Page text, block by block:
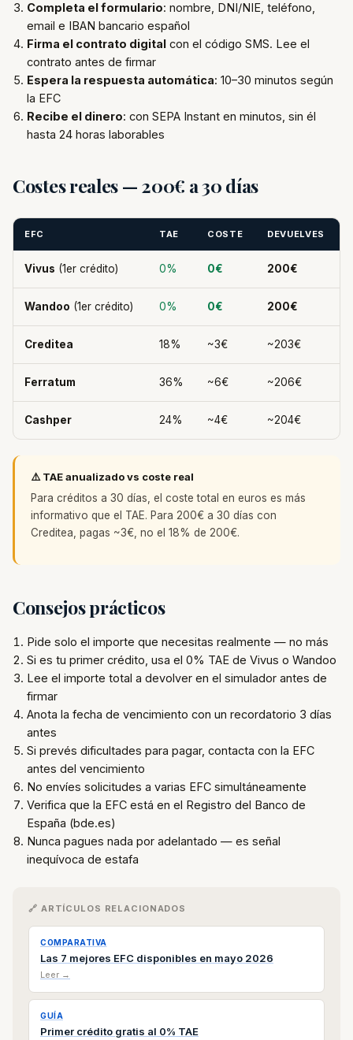
Completa el formulario: nombre, DNI/NIE, teléfono,
email e IBAN bancario español
Firma el contrato digital con el código SMS. Lee el
contrato antes de firmar
Espera la respuesta automática: 10–30 minutos según
la EFC
Recibe el dinero: con SEPA Instant en minutos, sin él
hasta 24 horas laborables
Costes reales — 200€ a 30 días
EFC TAE COSTE DEVUELVES
Vivus (1er crédito) 0% 0€ 200€
Wandoo (1er crédito) 0% 0€ 200€
Creditea 18% ~3€ ~203€
Ferratum 36% ~6€ ~206€
Cashper 24% ~4€ ~204€
⚠️ TAE anualizado vs coste real
Para créditos a 30 días, el coste total en euros es más
informativo que el TAE. Para 200€ a 30 días con
Creditea, pagas ~3€, no el 18% de 200€.
Consejos prácticos
Pide solo el importe que necesitas realmente — no más
Si es tu primer crédito, usa el 0% TAE de Vivus o Wandoo
Lee el importe total a devolver en el simulador antes de
firmar
Anota la fecha de vencimiento con un recordatorio 3 días
antes
Si prevés dificultades para pagar, contacta con la EFC
antes del vencimiento
No envíes solicitudes a varias EFC simultáneamente
Verifica que la EFC está en el Registro del Banco de
España (bde.es)
Nunca pagues nada por adelantado — es señal
inequívoca de estafa
🔗 ARTÍCULOS RELACIONADOS
COMPARATIVA
Las 7 mejores EFC disponibles en mayo 2026
Leer →
GUÍA
Primer crédito gratis al 0% TAE